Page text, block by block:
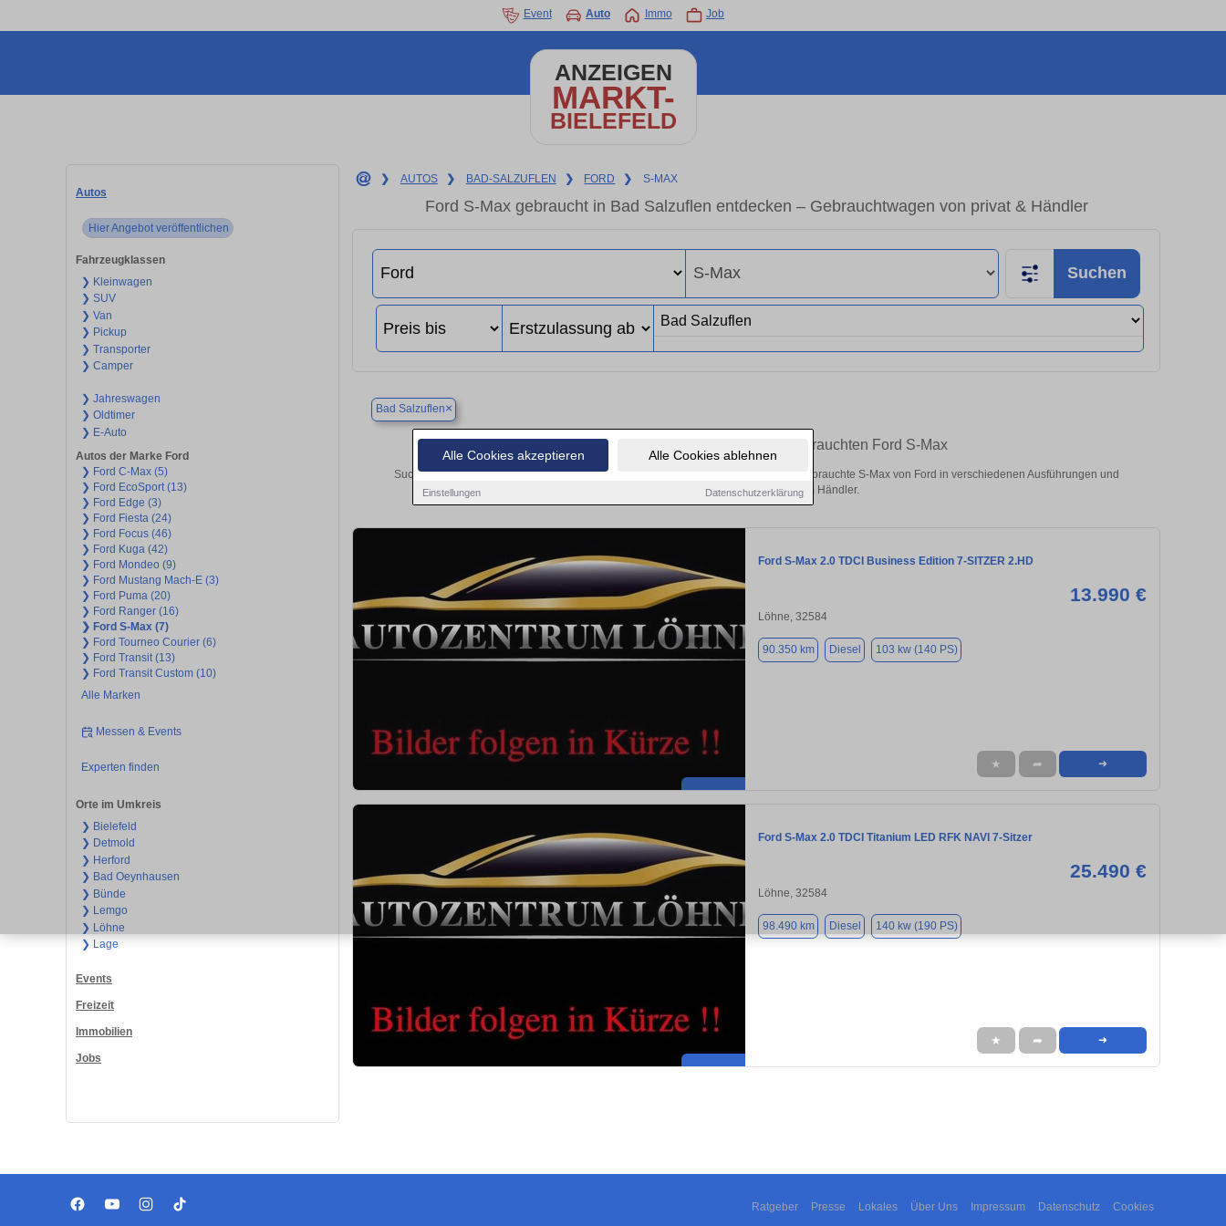
Alle Cookies akzeptieren Alle Cookies ablehnen
Einstellungen Datenschutzerklärung
Event Auto Immo Job
ANZEIGEN
MARKT-
BIELEFELD
Autos
Hier Angebot veröffentlichen
Fahrzeugklassen
❯ Kleinwagen
❯ SUV
❯ Van
❯ Pickup
❯ Transporter
❯ Camper
❯ Jahreswagen
❯ Oldtimer
❯ E-Auto
Autos der Marke Ford
❯ Ford C-Max (5)
❯ Ford EcoSport (13)
❯ Ford Edge (3)
❯ Ford Fiesta (24)
❯ Ford Focus (46)
❯ Ford Kuga (42)
❯ Ford Mondeo (9)
❯ Ford Mustang Mach-E (3)
❯ Ford Puma (20)
❯ Ford Ranger (16)
❯ Ford S-Max (7)
❯ Ford Tourneo Courier (6)
❯ Ford Transit (13)
❯ Ford Transit Custom (10)
Alle Marken
Messen & Events
Experten finden
Orte im Umkreis
❯ Bielefeld
❯ Detmold
❯ Herford
❯ Bad Oeynhausen
❯ Bünde
❯ Lemgo
❯ Löhne
❯ Lage
Events
Freizeit
Immobilien
Jobs
❯ AUTOS ❯ BAD-SALZUFLEN ❯ FORD ❯ S-MAX
Ford S-Max gebraucht in Bad Salzuflen entdecken – Gebrauchtwagen von privat & Händler
Suchen
Bad Salzuflen×
Finden Sie in Bad Salzuflen Ihren gebrauchten Ford S-Max
Suchen Sie in Bad Salzuflen einen Ford S-Max Gebrauchtwagen? Entdecken Sie gebrauchte S-Max von Ford in verschiedenen Ausführungen und
Preisklassen von privat und vom Händler.
Ford S-Max 2.0 TDCI Business Edition 7-SITZER 2.HD
13.990 €
Löhne, 32584
90.350 km Diesel 103 kw (140 PS)
★ ➦ ➜
Ford S-Max 2.0 TDCI Titanium LED RFK NAVI 7-Sitzer
25.490 €
Löhne, 32584
98.490 km Diesel 140 kw (190 PS)
★ ➦ ➜
Ratgeber Presse Lokales Über Uns Impressum Datenschutz Cookies